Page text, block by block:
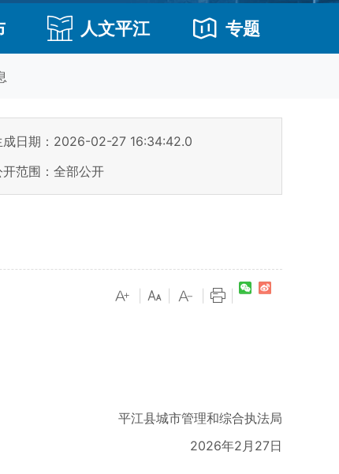
人文平江 专题
成日期：2026-02-27 16:34:42.0
开范围：全部公开
平江县城市管理和综合执法局
2026年2月27日